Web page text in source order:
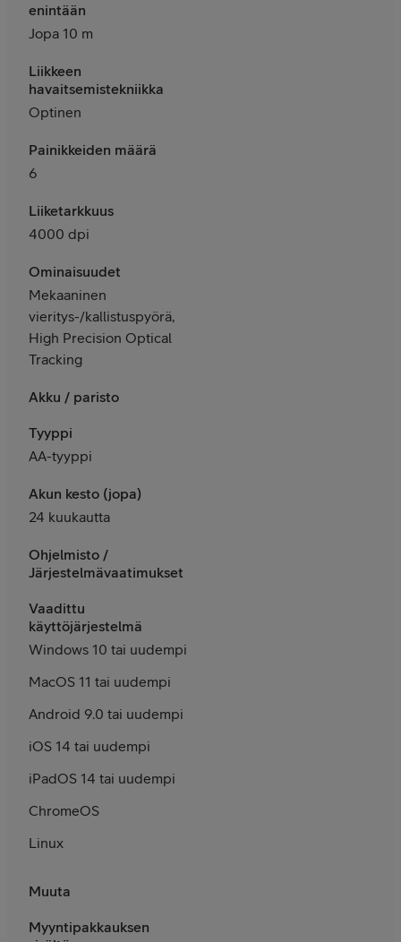
enintään
Jopa 10 m
Liikkeen
havaitsemistekniikka
Optinen
Painikkeiden määrä
6
Liiketarkkuus
4000 dpi
Ominaisuudet
Mekaaninen
vieritys-/kallistuspyörä,
High Precision Optical
Tracking
Akku / paristo
Tyyppi
AA-tyyppi
Akun kesto (jopa)
24 kuukautta
Ohjelmisto /
Järjestelmävaatimukset
Vaadittu
käyttöjärjestelmä
Windows 10 tai uudempi
MacOS 11 tai uudempi
Android 9.0 tai uudempi
iOS 14 tai uudempi
iPadOS 14 tai uudempi
ChromeOS
Linux
Muuta
Myyntipakkauksen